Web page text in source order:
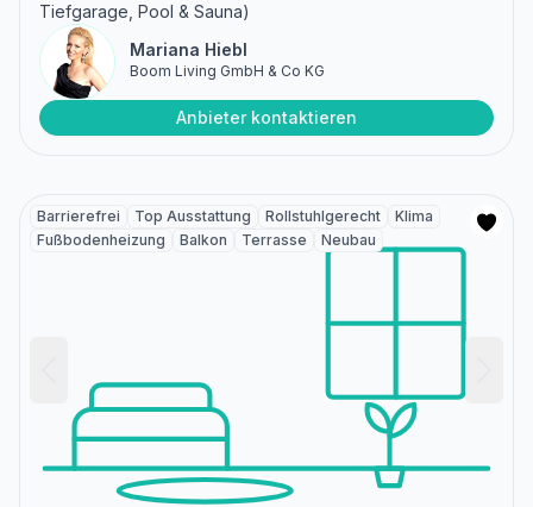
Tiefgarage, Pool & Sauna)
Mariana Hiebl
Boom Living GmbH & Co KG
Anbieter kontaktieren
Barrierefrei Top Ausstattung Rollstuhlgerecht
Klima
Fußbodenheizung
Balkon Terrasse Neubau